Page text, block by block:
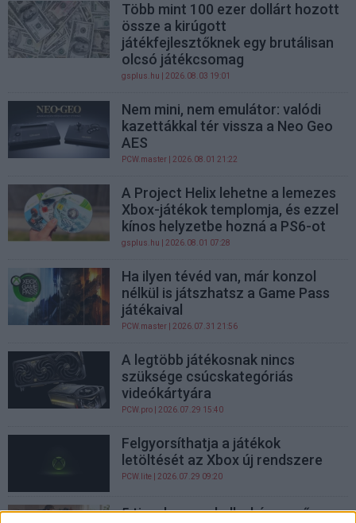
Több mint 100 ezer dollárt hozott
össze a kirúgott
játékfejlesztőknek egy brutálisan
olcsó játékcsomag
gsplus.hu | 2026.08.03 19:01
Nem mini, nem emulátor: valódi
kazettákkal tér vissza a Neo Geo
AES
PCW.master | 2026.08.01 21:22
A Project Helix lehetne a lemezes
Xbox-játékok templomja, és ezzel
kínos helyzetbe hozná a PS6-ot
gsplus.hu | 2026.08.01 07:28
Ha ilyen tévéd van, már konzol
nélkül is játszhatsz a Game Pass
játékaival
PCW.master | 2026.07.31 21:56
A legtöbb játékosnak nincs
szüksége csúcskategóriás
videókártyára
PCW.pro | 2026.07.29 15:40
Felgyorsíthatja a játékok
letöltését az Xbox új rendszere
PCW.lite | 2026.07.29 09:20
5 tipp, hogyan kell a képernyő